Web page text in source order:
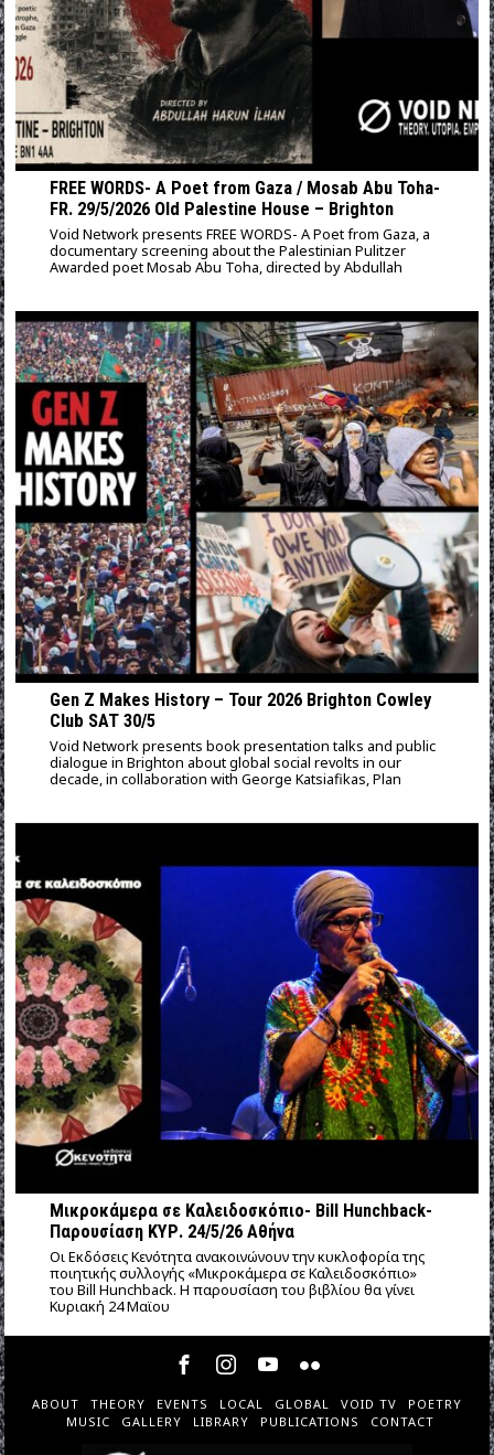
FREE WORDS- A Poet from Gaza / Mosab Abu Toha-
FR. 29/5/2026 Old Palestine House – Brighton
Void Network presents FREE WORDS- A Poet from Gaza, a
documentary screening about the Palestinian Pulitzer
Awarded poet Mosab Abu Toha, directed by Abdullah
Gen Z Makes History – Tour 2026 Brighton Cowley
Club SAT 30/5
Void Network presents book presentation talks and public
dialogue in Brighton about global social revolts in our
decade, in collaboration with George Katsiafikas, Plan
Μικροκάμερα σε Καλειδοσκόπιο- Bill Hunchback-
Παρουσίαση ΚΥΡ. 24/5/26 Αθήνα
Οι Εκδόσεις Κενότητα ανακοινώνουν την κυκλοφορία της
ποιητικής συλλογής «Μικροκάμερα σε Καλειδοσκόπιο»
του Bill Hunchback. Η παρουσίαση του βιβλίου θα γίνει
Κυριακή 24 Μαϊου
ABOUT THEORY EVENTS LOCAL GLOBAL VOID TV
POETRY
MUSIC
GALLERY LIBRARY PUBLICATIONS CONTACT